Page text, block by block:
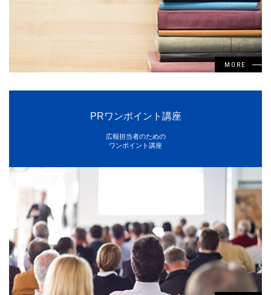
MORE
PRワンポイント講座
広報担当者のための
ワンポイント講座